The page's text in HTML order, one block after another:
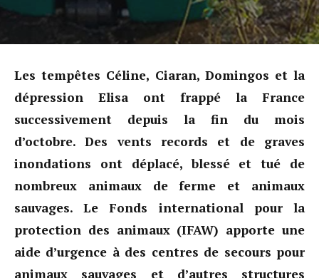
Les tempêtes Céline, Ciaran, Domingos et la
dépression Elisa ont frappé la France
successivement depuis la fin du mois
d’octobre. Des vents records et de graves
inondations ont déplacé, blessé et tué de
nombreux animaux de ferme et animaux
sauvages. Le Fonds international pour la
protection des animaux (IFAW) apporte une
aide d’urgence à des centres de secours pour
animaux sauvages et d’autres structures